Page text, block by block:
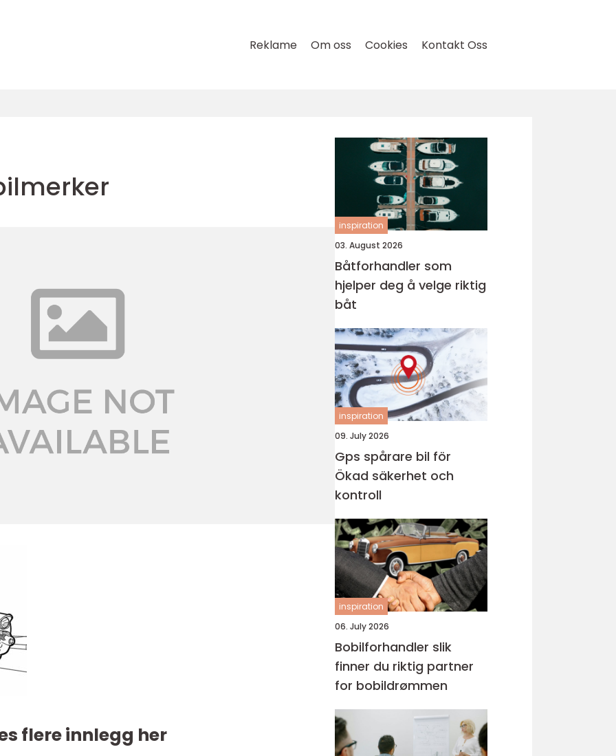
Reklame Om oss Cookies Kontakt Oss
flere innlegg her
inspiration
03. August 2026
Båtforhandler som
hjelper deg å velge riktig
båt
inspiration
09. July 2026
Gps spårare bil för
Ökad säkerhet och
kontroll
inspiration
06. July 2026
Bobilforhandler slik
finner du riktig partner
for bobildrømmen